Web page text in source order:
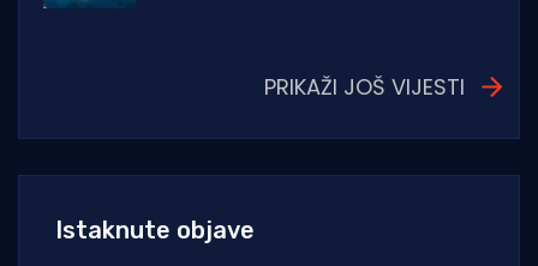
PRIKAŽI JOŠ VIJESTI
Istaknute objave